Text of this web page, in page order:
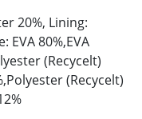
20%, Lining:
EVA 80%,EVA
(Recycelt)
(Recycelt)